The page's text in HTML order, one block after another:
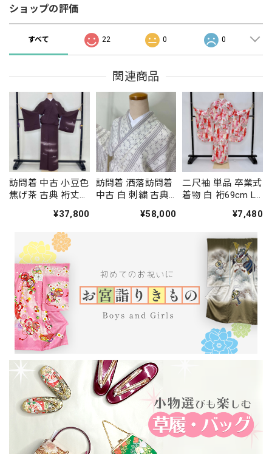
ショップの評価
すべて 22 0 0
関連商品
訪問着 中古 小豆色
焦げ茶 古典 裄丈
164.5cm 結婚式 着
物 入学式 卒業式
礼装 3114
¥37,800
訪問着 洒落訪問着
中古 白 刺繍 古典
166.5cm 結婚式 着
¥58,000
二尺袖 単品 卒業式
着物 白 裄69cm LL
繊 中古 4577¥7,480